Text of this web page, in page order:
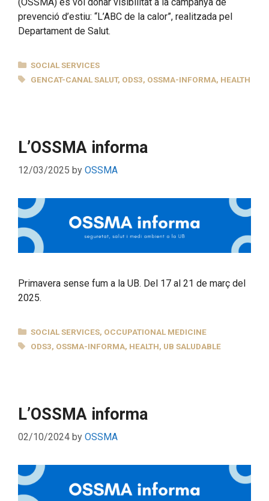
prevenció d’estiu: “L’ABC de la calor”, realitzada pel
Departament de Salut.
CATEGORIES
SOCIAL SERVICES
TAGS
GENCAT-CANAL SALUT, ODS3, OSSMA-INFORMA, HEALTH
L’OSSMA informa
12/03/2025 by OSSMA
Primavera sense fum a la UB. Del 17 al 21 de març del
2025.
CATEGORIES
SOCIAL SERVICES, OCCUPATIONAL MEDICINE
TAGS
ODS3, OSSMA-INFORMA, HEALTH, UB SALUDABLE
L’OSSMA informa
02/10/2024 by OSSMA